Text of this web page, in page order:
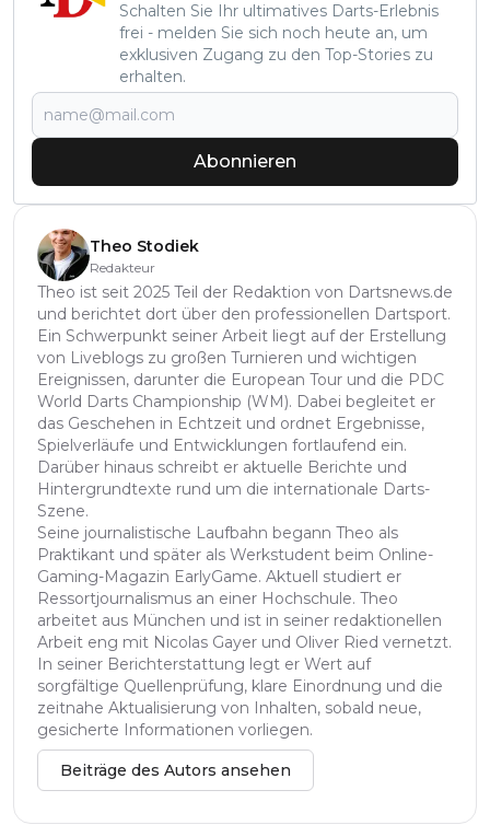
Schalten Sie Ihr ultimatives Darts-Erlebnis
frei - melden Sie sich noch heute an, um
exklusiven Zugang zu den Top-Stories zu
erhalten.
Abonnieren
Theo Stodiek
Redakteur
Theo ist seit 2025 Teil der Redaktion von Dartsnews.de
und berichtet dort über den professionellen Dartsport.
Ein Schwerpunkt seiner Arbeit liegt auf der Erstellung
von Liveblogs zu großen Turnieren und wichtigen
Ereignissen, darunter die European Tour und die PDC
World Darts Championship (WM). Dabei begleitet er
das Geschehen in Echtzeit und ordnet Ergebnisse,
Spielverläufe und Entwicklungen fortlaufend ein.
Darüber hinaus schreibt er aktuelle Berichte und
Hintergrundtexte rund um die internationale Darts-
Szene.
Seine journalistische Laufbahn begann Theo als
Praktikant und später als Werkstudent beim Online-
Gaming-Magazin EarlyGame. Aktuell studiert er
Ressortjournalismus an einer Hochschule. Theo
arbeitet aus München und ist in seiner redaktionellen
Arbeit eng mit Nicolas Gayer und Oliver Ried vernetzt.
In seiner Berichterstattung legt er Wert auf
sorgfältige Quellenprüfung, klare Einordnung und die
zeitnahe Aktualisierung von Inhalten, sobald neue,
gesicherte Informationen vorliegen.
Beiträge des Autors ansehen